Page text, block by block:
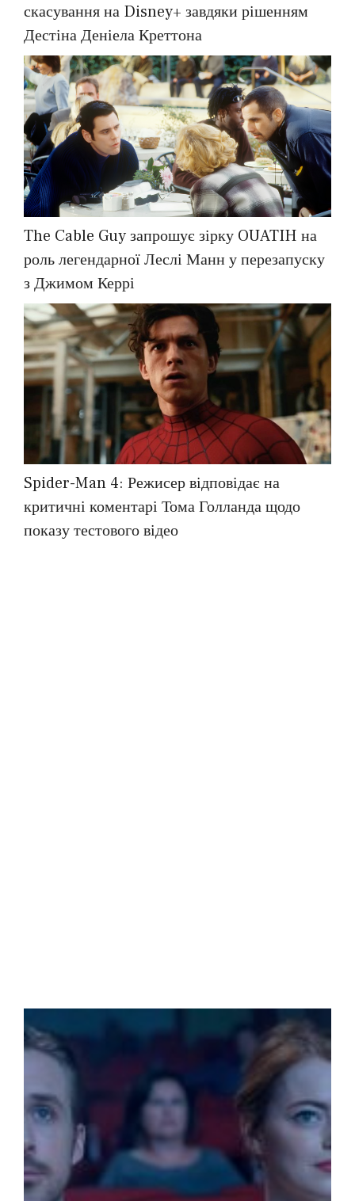
скасування на Disney+ завдяки рішенням
Дестіна Деніела Креттона
The Cable Guy запрошує зірку OUATIH на
роль легендарної Леслі Манн у перезапуску
з Джимом Керрі
Spider-Man 4: Режисер відповідає на
критичні коментарі Тома Голланда щодо
показу тестового відео